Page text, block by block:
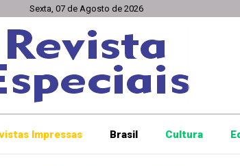
Sexta, 07 de Agosto de 2026
Impressas Brasil Cultura